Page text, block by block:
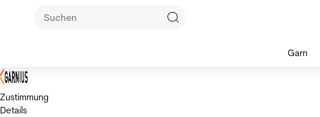
Zustimmung
Details
Garn